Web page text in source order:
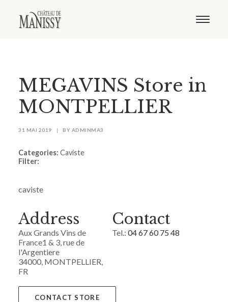
Distribution
Contact
MEGAVINS Store in
MONTPELLIER
31 MAI 2019 | BY ADMINMA3
Categories: Caviste
Filter:
caviste
Address
Aux Grands Vins de
France1 & 3, rue de
l'Argentiere
34000, MONTPELLIER,
FR
Contact
Tel.:04 67 60 75 48
CONTACT STORE